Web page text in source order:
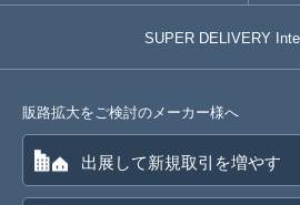
SUPER DELIVERY
販路拡大をご検討のメーカー様へ
出展して新規取引を増やす